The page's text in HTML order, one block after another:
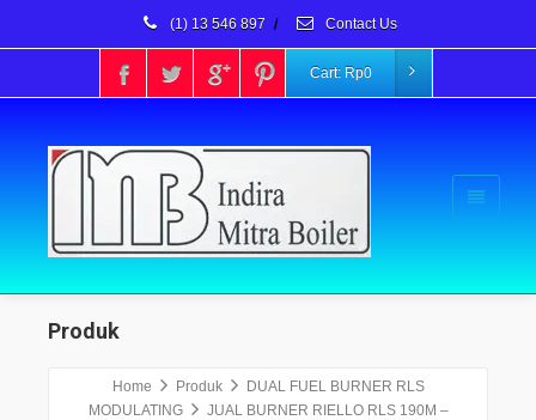
(1) 13 546 897 / Contact Us
Cart: Rp0
Produk
Home Produk
DUAL FUEL BURNER RLS
MODULATING
JUAL BURNER RIELLO RLS 190M –